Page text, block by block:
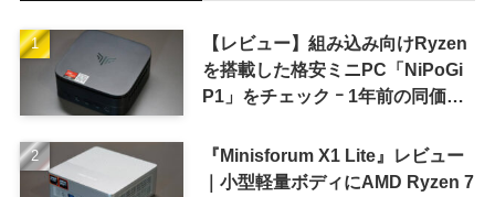
【レビュー】組み込み向けRyzen
を搭載した格安ミニPC「NiPoGi
P1」をチェック ｰ 1年前の同価格
『Minisforum X1 Lite』レビュー
｜小型軽量ボディにAMD Ryzen 7